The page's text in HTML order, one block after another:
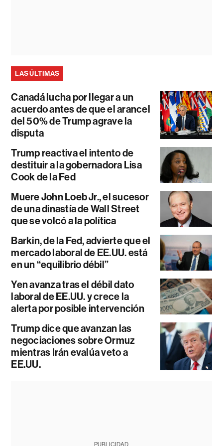
LAS ÚLTIMAS
Canadá lucha por llegar a un
acuerdo antes de que el arancel
del 50% de Trump agrave la
disputa
Trump reactiva el intento de
destituir a la gobernadora Lisa
Cook de la Fed
Muere John Loeb Jr., el sucesor
de una dinastía de Wall Street
que se volcó a la política
Barkin, de la Fed, advierte que el
mercado laboral de EE.UU. está
en un “equilibrio débil”
Yen avanza tras el débil dato
laboral de EE.UU. y crece la
alerta por posible intervención
Trump dice que avanzan las
negociaciones sobre Ormuz
mientras Irán evalúa veto a
EE.UU.
PUBLICIDAD